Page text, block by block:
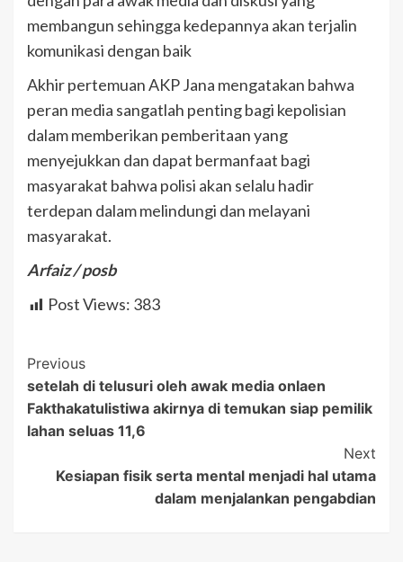
membangun sehingga kedepannya akan terjalin
komunikasi dengan baik
Akhir pertemuan AKP Jana mengatakan bahwa
peran media sangatlah penting bagi kepolisian
dalam memberikan pemberitaan yang
menyejukkan dan dapat bermanfaat bagi
masyarakat bahwa polisi akan selalu hadir
terdepan dalam melindungi dan melayani
masyarakat.
Arfaiz / posb
Post Views: 383
Post
Navigation
Previous
setelah di telusuri oleh awak media onlaen
Fakthakatulistiwa akirnya di temukan siap pemilik
lahan seluas 11,6
Next
Kesiapan fisik serta mental menjadi hal utama
dalam menjalankan pengabdian